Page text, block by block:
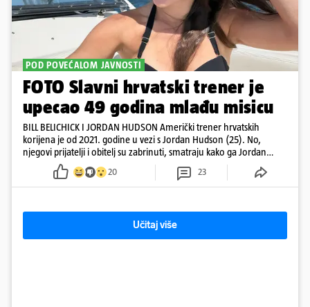
POD POVEĆALOM JAVNOSTI
FOTO Slavni hrvatski trener je
upecao 49 godina mlađu misicu
BILL BELICHICK I JORDAN HUDSON Američki trener hrvatskih
korijena je od 2021. godine u vezi s Jordan Hudson (25). No,
njegovi prijatelji i obitelj su zabrinuti, smatraju kako ga Jordan
kontrolira
20 23
Učitaj više